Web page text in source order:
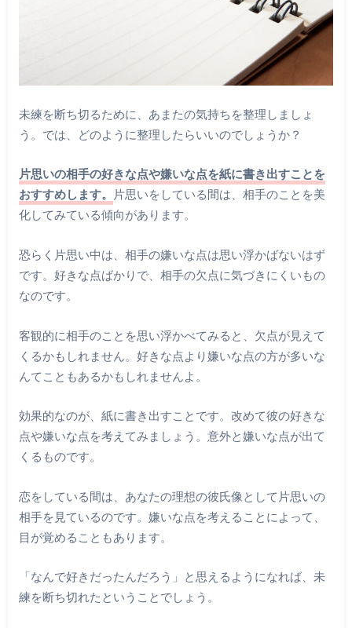
未練を断ち切るために、あまたの気持ちを整理しましょ
う。では、どのように整理したらいいのでしょうか？
片思いの相手の好きな点や嫌いな点を紙に書き出すことを
おすすめします。
片思いをしている間は、相手のことを美
化してみている傾向があります。
恐らく片思い中は、相手の嫌いな点は思い浮かばないはず
です。好きな点ばかりで、相手の欠点に気づきにくいもの
なのです。
客観的に相手のことを思い浮かべてみると、欠点が見えて
くるかもしれません。好きな点より嫌いな点の方が多いな
んてこともあるかもしれませんよ。
効果的なのが、紙に書き出すことです。改めて彼の好きな
点や嫌いな点を考えてみましょう。意外と嫌いな点が出て
くるものです。
恋をしている間は、あなたの理想の彼氏像として片思いの
相手を見ているのです。嫌いな点を考えることによって、
目が覚めることもあります。
「なんで好きだったんだろう」と思えるようになれば、未
練を断ち切れたということでしょう。